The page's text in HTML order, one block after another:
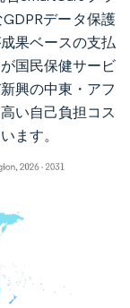
データ保護
果ベースの支払
国民保健サービ
興の中東・アフ
い自己負担コス
ます。